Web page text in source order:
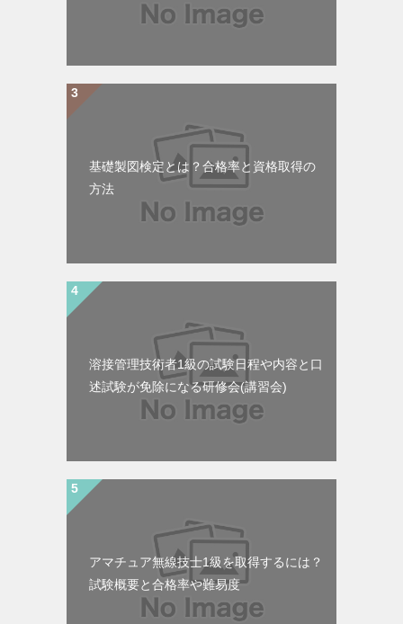
基礎製図検定とは？合格率と資格取得の
方法
溶接管理技術者1級の試験日程や内容と口
述試験が免除になる研修会(講習会)
アマチュア無線技士1級を取得するには？
試験概要と合格率や難易度